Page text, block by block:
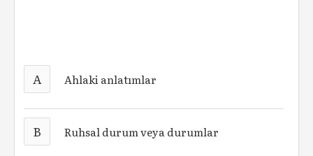
A Ahlaki anlatımlar
B Ruhsal durum veya durumlar